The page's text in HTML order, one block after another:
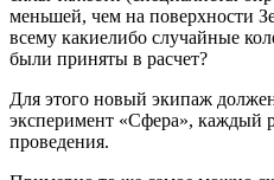
меньшей, чем на поверхности
всему какиелибо случайные
были приняты в расчет?
Для этого новый экипаж
эксперимент «Сфера», каждый
проведения.